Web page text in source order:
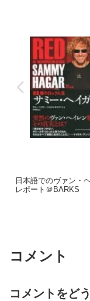
日本語でのヴァン・
レポート＠BARKS
コメント
コメントをど